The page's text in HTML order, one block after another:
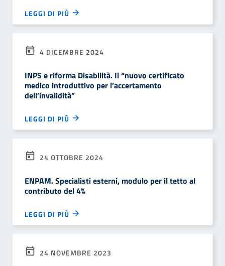
LEGGI DI PIÙ
4 DICEMBRE 2024
INPS e riforma Disabilità. Il “nuovo certificato
medico introduttivo per l’accertamento
dell’invalidità”
LEGGI DI PIÙ
24 OTTOBRE 2024
ENPAM. Specialisti esterni, modulo per il tetto al
contributo del 4%
LEGGI DI PIÙ
24 NOVEMBRE 2023